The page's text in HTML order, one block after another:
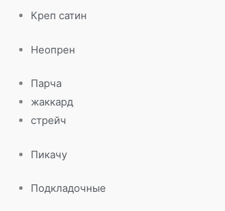
Креп сатин
Неопрен
Парча
жаккард
стрейч
Пикачу
Подкладочные